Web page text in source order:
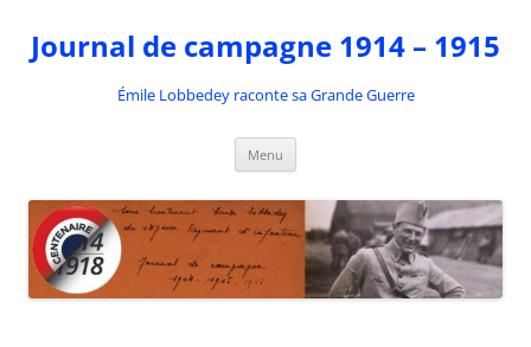
contenu
Journal de campagne 1914 – 1915
Émile Lobbedey raconte sa Grande Guerre
Menu